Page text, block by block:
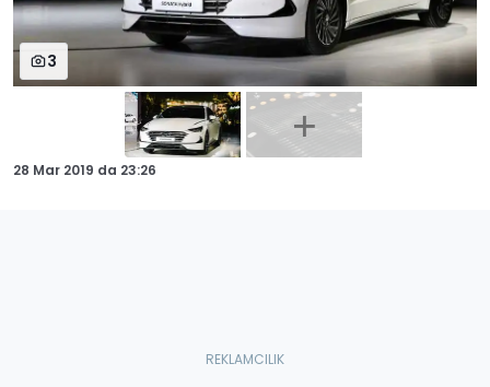
3
28 Mar 2019 da 23:26